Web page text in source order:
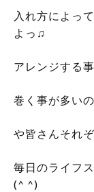
入れ方によっ
よっ♫
アレンジする
巻く事が多いの
や皆さんそれ
毎日のライフ
(^ ^)